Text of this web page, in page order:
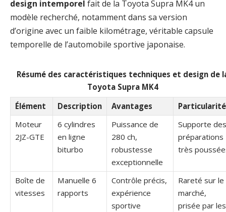
design intemporel fait de la Toyota Supra MK4 un
modèle recherché, notamment dans sa version
d’origine avec un faible kilométrage, véritable capsule
temporelle de l’automobile sportive japonaise.
Résumé des caractéristiques techniques et design de
Toyota Supra MK4
Élément
Description Avantages
Moteur
2JZ-GTE
6 cylindres
en ligne
biturbo
Puissance de
280 ch,
robustesse
exceptionnelle
Supporte des
préparations
très
Boîte de
vitesses
Manuelle 6
rapports
Contrôle précis,
expérience
sportive
Rareté sur le
marché,
prisée par les